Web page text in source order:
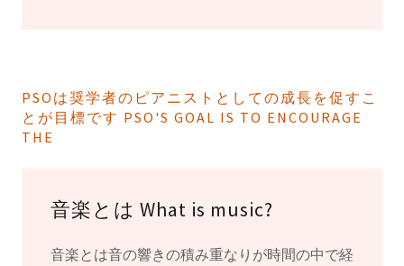
PSOは奨学者のピアニストとしての成長を促すこ
とが目標です PSO'S GOAL IS TO ENCOURAGE
THE
音楽とは What is music?
音楽とは音の響きの積み重なりが時間の中で経